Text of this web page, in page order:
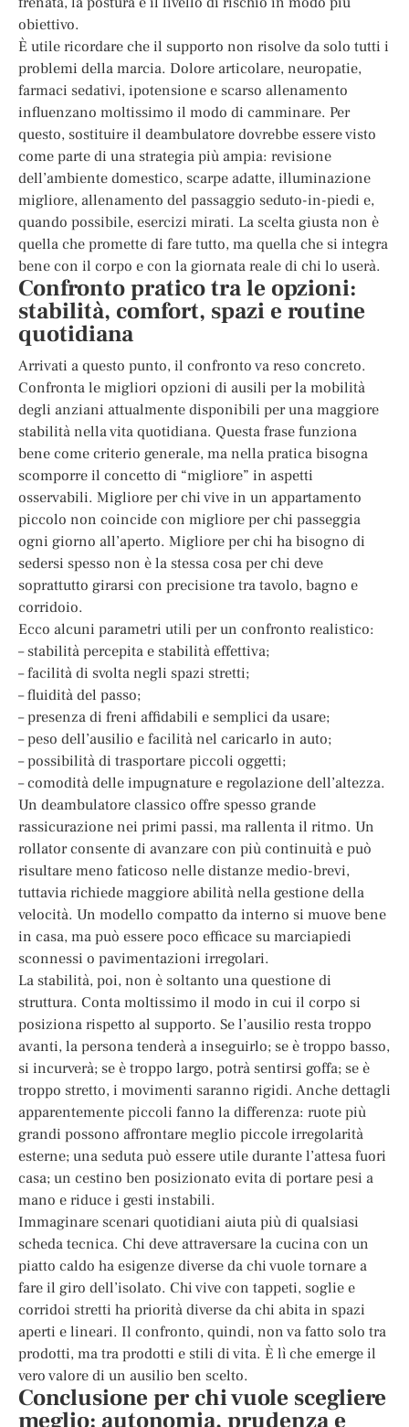
obiettivo.
È utile ricordare che il supporto non risolve da solo tutti i
problemi della marcia. Dolore articolare, neuropatie,
farmaci sedativi, ipotensione e scarso allenamento
influenzano moltissimo il modo di camminare. Per
questo, sostituire il deambulatore dovrebbe essere visto
come parte di una strategia più ampia: revisione
dell’ambiente domestico, scarpe adatte, illuminazione
migliore, allenamento del passaggio seduto-in-piedi e,
quando possibile, esercizi mirati. La scelta giusta non è
quella che promette di fare tutto, ma quella che si integra
bene con il corpo e con la giornata reale di chi lo userà.
Confronto pratico tra le opzioni:
stabilità, comfort, spazi e routine
quotidiana
Arrivati a questo punto, il confronto va reso concreto.
Confronta le migliori opzioni di ausili per la mobilità
degli anziani attualmente disponibili per una maggiore
stabilità nella vita quotidiana. Questa frase funziona
bene come criterio generale, ma nella pratica bisogna
scomporre il concetto di “migliore” in aspetti
osservabili. Migliore per chi vive in un appartamento
piccolo non coincide con migliore per chi passeggia
ogni giorno all’aperto. Migliore per chi ha bisogno di
sedersi spesso non è la stessa cosa per chi deve
soprattutto girarsi con precisione tra tavolo, bagno e
corridoio.
Ecco alcuni parametri utili per un confronto realistico:
– stabilità percepita e stabilità effettiva;
– facilità di svolta negli spazi stretti;
– fluidità del passo;
– presenza di freni affidabili e semplici da usare;
– peso dell’ausilio e facilità nel caricarlo in auto;
– possibilità di trasportare piccoli oggetti;
– comodità delle impugnature e regolazione dell’altezza.
Un deambulatore classico offre spesso grande
rassicurazione nei primi passi, ma rallenta il ritmo. Un
rollator consente di avanzare con più continuità e può
risultare meno faticoso nelle distanze medio-brevi,
tuttavia richiede maggiore abilità nella gestione della
velocità. Un modello compatto da interno si muove bene
in casa, ma può essere poco efficace su marciapiedi
sconnessi o pavimentazioni irregolari.
La stabilità, poi, non è soltanto una questione di
struttura. Conta moltissimo il modo in cui il corpo si
posiziona rispetto al supporto. Se l’ausilio resta troppo
avanti, la persona tenderà a inseguirlo; se è troppo basso,
si incurverà; se è troppo largo, potrà sentirsi goffa; se è
troppo stretto, i movimenti saranno rigidi. Anche dettagli
apparentemente piccoli fanno la differenza: ruote più
grandi possono affrontare meglio piccole irregolarità
esterne; una seduta può essere utile durante l’attesa fuori
casa; un cestino ben posizionato evita di portare pesi a
mano e riduce i gesti instabili.
Immaginare scenari quotidiani aiuta più di qualsiasi
scheda tecnica. Chi deve attraversare la cucina con un
piatto caldo ha esigenze diverse da chi vuole tornare a
fare il giro dell’isolato. Chi vive con tappeti, soglie e
corridoi stretti ha priorità diverse da chi abita in spazi
aperti e lineari. Il confronto, quindi, non va fatto solo tra
prodotti, ma tra prodotti e stili di vita. È lì che emerge il
vero valore di un ausilio ben scelto.
Conclusione per chi vuole scegliere
meglio: autonomia, prudenza e